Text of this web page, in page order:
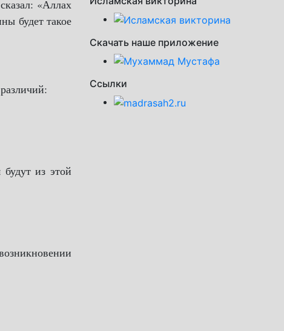
«Аллах
будет такое
из этой
Скачать наше приложение
Ссылки